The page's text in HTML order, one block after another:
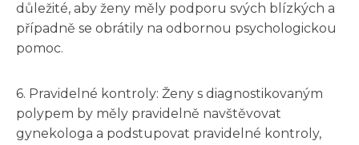
důležité, aby ženy měly podporu svých blízkých a
případně se obrátily na odbornou psychologickou
pomoc.
6. Pravidelné kontroly: Ženy s diagnostikovaným
polypem by měly pravidelně navštěvovat
gynekologa a podstupovat pravidelné kontroly,